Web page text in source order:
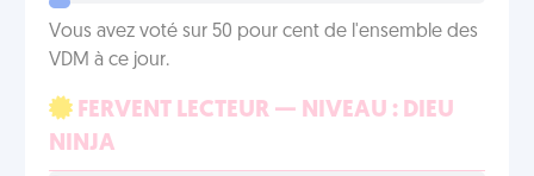
Vous avez voté sur 50 pour cent de l'ensemble des
VDM à ce jour.
FERVENT LECTEUR — NIVEAU : DIEU
NINJA